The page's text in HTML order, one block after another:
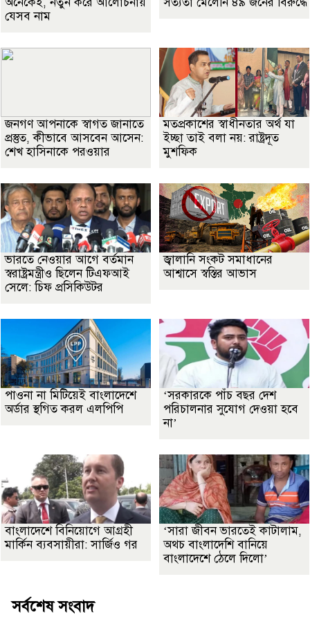
যেসব নাম
জনগণ আপনাকে স্বাগত জানাতে
প্রস্তুত, কীভাবে আসবেন আসেন:
শেখ হাসিনাকে পরওয়ার
মতপ্রকাশের স্বাধীনতার অর্থ যা
ইচ্ছা তাই বলা নয়: রাষ্ট্রদূত
মুশফিক
ভারতে নেওয়ার আগে বর্তমান
স্বরাষ্ট্রমন্ত্রীও ছিলেন টিএফআই
সেলে: চিফ প্রসিকিউটর
জ্বালানি সংকট সমাধানের
আশ্বাসে স্বস্তির আভাস
পাওনা না মিটিয়েই বাংলাদেশে
অর্ডার স্থগিত করল এলপিপি
‘সরকারকে পাঁচ বছর দেশ
পরিচালনার সুযোগ দেওয়া হবে
না’
বাংলাদেশে বিনিয়োগে আগ্রহী
মার্কিন ব্যবসায়ীরা: সার্জিও গর
‘সারা জীবন ভারতেই কাটালাম,
অথচ বাংলাদেশি বানিয়ে
বাংলাদেশে ঠেলে দিলো’
সর্বশেষ সংবাদ